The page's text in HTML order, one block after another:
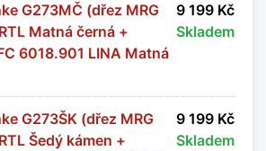
G273MČ (dřez MRG
Matná černá +
6018.901 LINA Matná
9 199 Kč
Skladem
G273ŠK (dřez MRG
Šedý kámen +
9 199 Kč
Skladem